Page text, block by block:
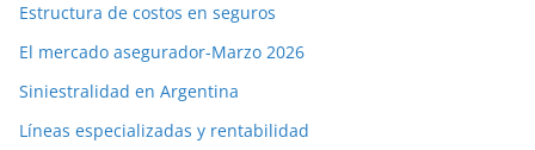
Estructura de costos en seguros
El mercado asegurador-Marzo 2026
Siniestralidad en Argentina
Líneas especializadas y rentabilidad